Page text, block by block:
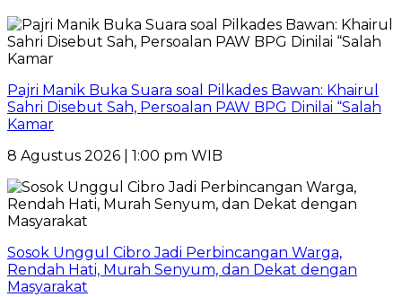
Pajri Manik Buka Suara soal Pilkades Bawan: Khairul
Sahri Disebut Sah, Persoalan PAW BPG Dinilai “Salah
Kamar
8 Agustus 2026 | 1:00 pm WIB
Sosok Unggul Cibro Jadi Perbincangan Warga,
Rendah Hati, Murah Senyum, dan Dekat dengan
Masyarakat